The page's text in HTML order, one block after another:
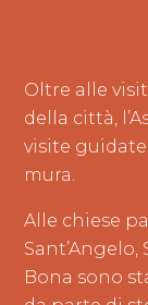
Oltre alle
della città,
visite
mura.
Alle chiese
Sant’Angelo,
Bona sono